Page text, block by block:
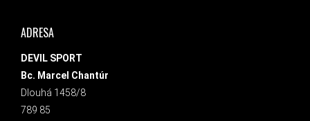
ADRESA
DEVIL SPORT
Bc. Marcel Chantúr
Dlouhá 1458/8
789 85